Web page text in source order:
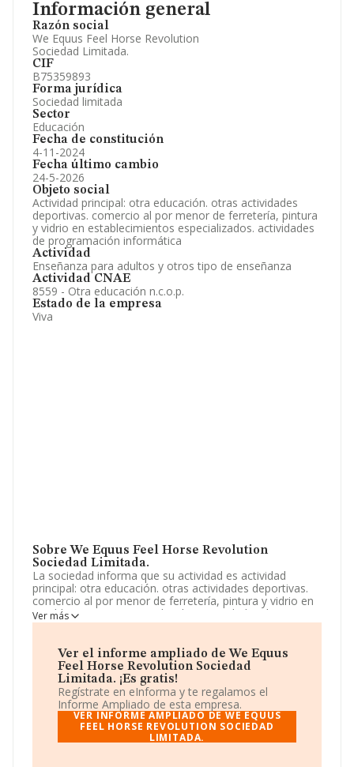
Información general
Razón social
We Equus Feel Horse Revolution
Sociedad Limitada.
CIF
B75359893
Forma jurídica
Sociedad limitada
Sector
Educación
Fecha de constitución
4-11-2024
Fecha último cambio
24-5-2026
Objeto social
Actividad principal: otra educación. otras actividades
deportivas. comercio al por menor de ferretería, pintura
y vidrio en establecimientos especializados. actividades
de programación informática
Actividad
Enseñanza para adultos y otros tipo de enseñanza
Actividad CNAE
8559 - Otra educación n.c.o.p.
Estado de la empresa
Viva
Sobre We Equus Feel Horse Revolution
Sociedad Limitada.
La sociedad informa que su actividad es actividad
principal: otra educación. otras actividades deportivas.
comercio al por menor de ferretería, pintura y vidrio en
establecimientos especializados. actividades de
programación informática. La sociedad está inscrita en
actividad de referencia CNAE corresponde a 'Otra
educación n.c.o.p.', cuyo Código es 8559. No realiza
actividad de importación y/o exportación.
La empresa españolaWe Equus Feel Horse
Revolution Sociedad Limitada, B75359893, tiene su
domicilio social establecido en Calle De La Torre (port
D'addaia) núm. 321, (07740), Es Mercadal, en Isles
Ver más
Ver el informe ampliado de We Equus
Feel Horse Revolution Sociedad
Limitada. ¡Es gratis!
Regístrate en eInforma y te regalamos el
Informe Ampliado de esta empresa.
VER INFORME AMPLIADO DE WE EQUUS
FEEL HORSE REVOLUTION SOCIEDAD
LIMITADA.
Artículos de prensa publicados sobre la empresa.
Información oficial y registral complementaria.